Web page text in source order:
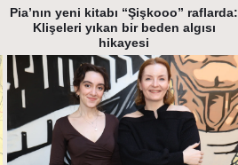
Pia’nın yeni kitabı “Şişkooo” raflarda:
Klişeleri yıkan bir beden algısı
hikayesi